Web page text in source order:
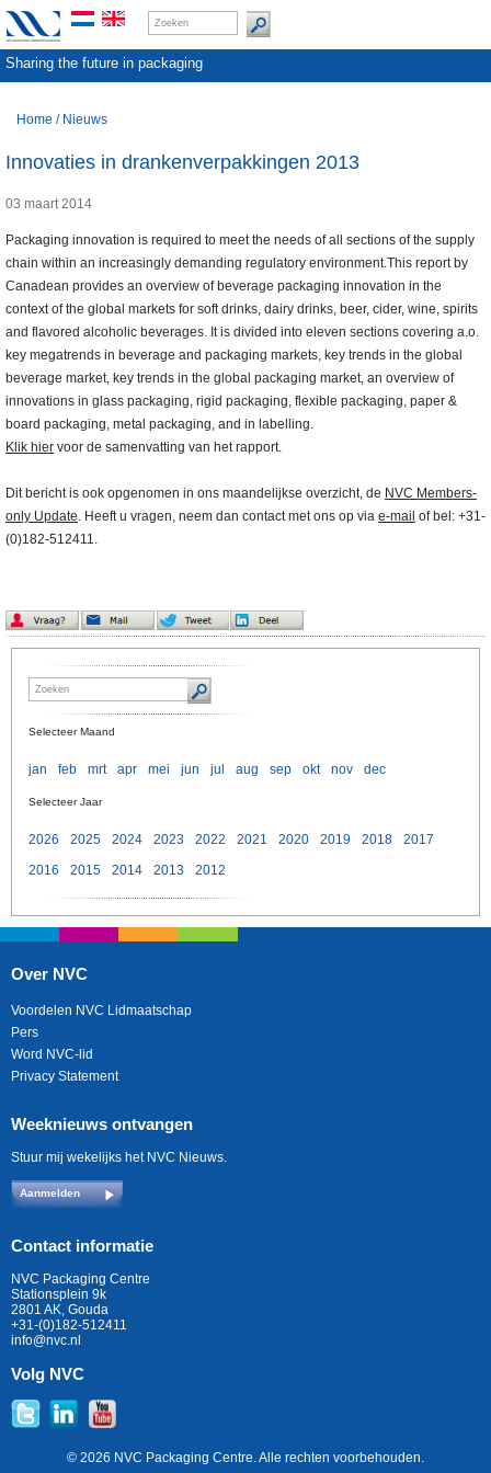
Sharing the future in packaging
Home / Nieuws
Innovaties in drankenverpakkingen 2013
03 maart 2014
Packaging innovation is required to meet the needs of all sections of the supply
chain within an increasingly demanding regulatory environment.This report by
Canadean provides an overview of beverage packaging innovation in the
context of the global markets for soft drinks, dairy drinks, beer, cider, wine, spirits
and flavored alcoholic beverages. It is divided into eleven sections covering a.o.
key megatrends in beverage and packaging markets, key trends in the global
beverage market, key trends in the global packaging market, an overview of
innovations in glass packaging, rigid packaging, flexible packaging, paper &
board packaging, metal packaging, and in labelling.
Klik hier voor de samenvatting van het rapport.
Dit bericht is ook opgenomen in ons maandelijkse overzicht, de NVC Members-
only Update. Heeft u vragen, neem dan contact met ons op via e-mail of bel: +31-
(0)182-512411.
Selecteer Maand
jan feb mrt apr mei jun jul aug sep okt nov dec
Selecteer Jaar
2026 2025 2024 2023 2022 2021 2020 2019 2018
2017
2016
2015 2014 2013 2012
Over NVC
Voordelen NVC Lidmaatschap
Pers
Word NVC-lid
Privacy Statement
Weeknieuws ontvangen
Stuur mij wekelijks het NVC Nieuws.
Aanmelden
Contact informatie
NVC Packaging Centre
Stationsplein 9k
2801 AK, Gouda
+31-(0)182-512411
info@nvc.nl
Volg NVC
© 2026 NVC Packaging Centre. Alle rechten voorbehouden.